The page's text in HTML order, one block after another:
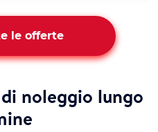
le offerte
noleggio lungo